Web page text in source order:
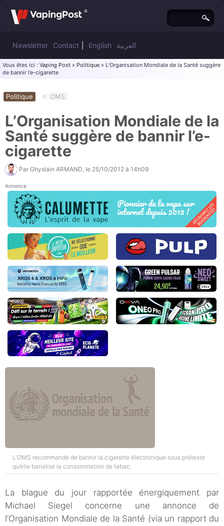
Newsletter Contact English العربية
Vous êtes ici : Vaping Post » Politique » L’Organisation Mondiale de la Santé suggère
de bannir l’e-cigarette
Politique # OMS
L’Organisation Mondiale de la
Santé suggère de bannir l’e-
cigarette
Par Ghyslain ARMAND , le 25/10/2012 à 14h09
Annonce
L’OMS recommande de bannir la cigarette électronique sous prétexte
qu’elle banalise la consommation de tabac.
La blague du jour rapportée énergiquement par
Michael Siegel concerne une annonce de
l’Organisation Mondiale de la Santé (via un rapport du